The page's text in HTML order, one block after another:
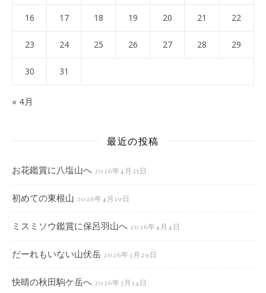
16 17 18 19 20 21 22
23 24 25 26 27 28 29
30 31
« 4月
最近の投稿
お花鑑賞に八塩山へ 2026年4月25日
初めての東根山 2026年4月19日
ミスミソウ鑑賞に保呂羽山へ 2026年4月4日
だーれもいない山伏岳 2026年3月29日
快晴の秋田駒ケ岳へ 2026年3月14日